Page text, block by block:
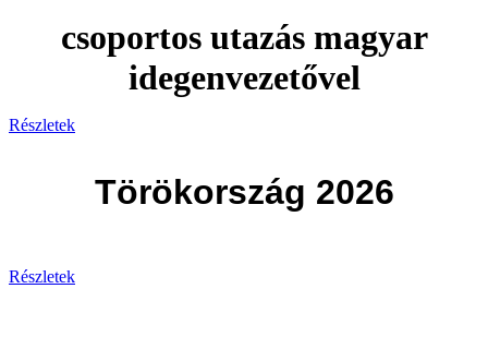
csoportos utazás magyar
idegenvezetővel
Részletek
Törökország 2026
Részletek